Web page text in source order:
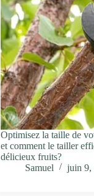
Optimisez la taille de
et comment le tailler
délicieux fruits?
Samuel
juin 9,